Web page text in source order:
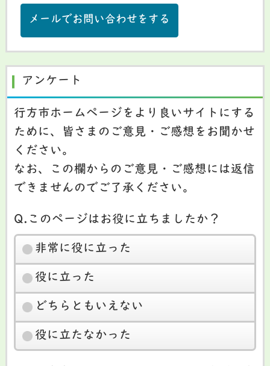
メールでお問い合わせをする
アンケート
行方市ホームページをより良いサイトにする
ために、皆さまのご意見・ご感想をお聞かせ
ください。
なお、この欄からのご意見・ご感想には返信
できませんのでご了承ください。
Q.このページはお役に立ちましたか？
非常に役に立った
役に立った
どちらともいえない
役に立たなかった